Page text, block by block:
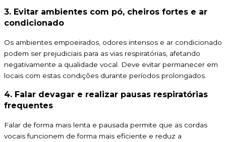
3. Evitar ambientes com pó, cheiros fortes e ar
condicionado
Os ambientes empoeirados, odores intensos e ar condicionado
podem ser prejudiciais para as vias respiratórias, afetando
negativamente a qualidade vocal. Deve evitar permanecer em
locais com estas condições durante períodos prolongados.
4. Falar devagar e realizar pausas respiratórias
frequentes
Falar de forma mais lenta e pausada permite que as cordas
vocais funcionem de forma mais eficiente e reduz a